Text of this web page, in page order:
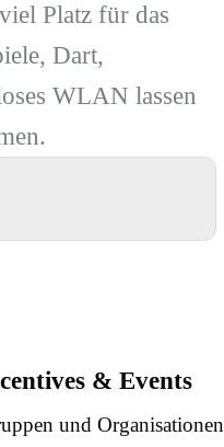
Platz für das
Dart,
WLAN lassen
& Events
und Organisationen